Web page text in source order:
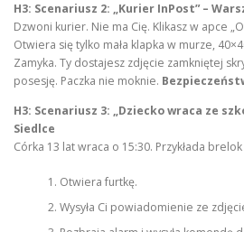
H3: Scenariusz 2: „Kurier InPost” –
Dzwoni kurier. Nie ma Cię. Klikasz w apce
Otwiera się tylko mała klapka w murze,
Zamyka. Ty dostajesz zdjęcie zamkniętej
posesję. Paczka nie moknie.
H3: Scenariusz 3: „Dziecko wraca ze
Siedlce
Córka 13 lat wraca o 15:30. Przykłada
Otwiera furtkę.
Wysyła Ci powiadomienie ze